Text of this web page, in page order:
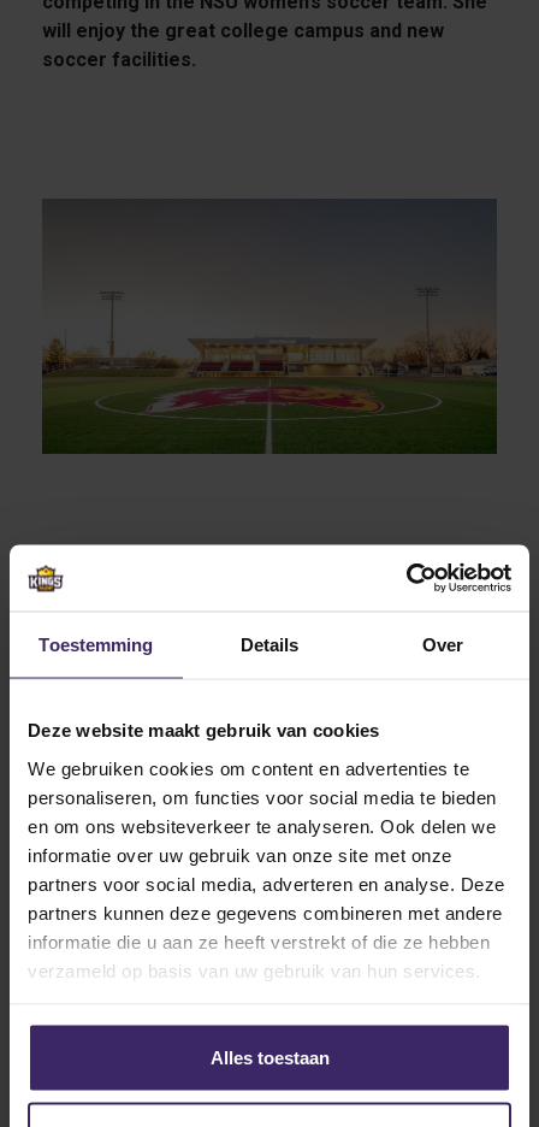
Toestemming Details Over
Deze website maakt gebruik van cookies
We gebruiken cookies om content en advertenties te
personaliseren, om functies voor social media te bieden
en om ons websiteverkeer te analyseren. Ook delen we
informatie over uw gebruik van onze site met onze
partners voor social media, adverteren en analyse. Deze
partners kunnen deze gegevens combineren met andere
informatie die u aan ze heeft verstrekt of die ze hebben
verzameld op basis van uw gebruik van hun services.
Alles toestaan
will enjoy the great college campus and new
soccer facilities.